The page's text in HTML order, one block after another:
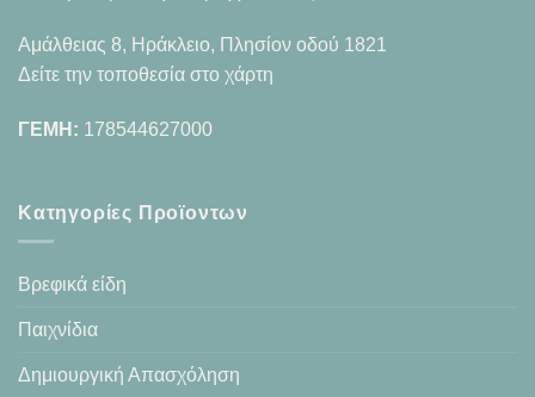
Αμάλθειας 8, Ηράκλειο, Πλησίον οδού 1821
Δείτε την τοποθεσία στο χάρτη
ΓΕΜΗ: 178544627000
Κατηγορίες Προϊοντων
Βρεφικά είδη
Παιχνίδια
Δημιουργική Απασχόληση